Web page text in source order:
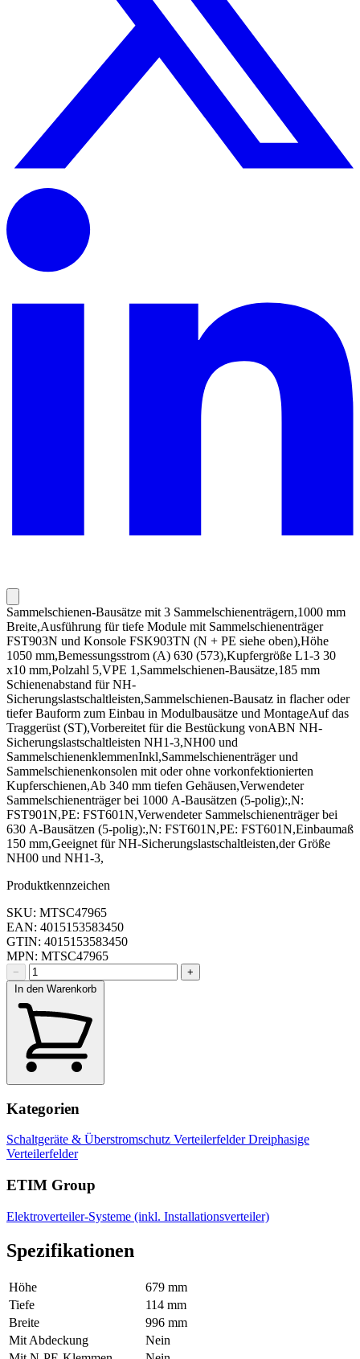
Sammelschienen-Bausätze mit 3 Sammelschienenträgern,1000 mm
Breite,Ausführung für tiefe Module mit Sammelschienenträger
FST903N und Konsole FSK903TN (N + PE siehe oben),Höhe
1050 mm,Bemessungsstrom (A) 630 (573),Kupfergröße L1-3 30
x10 mm,Polzahl 5,VPE 1,Sammelschienen-Bausätze,185 mm
Schienenabstand für NH-
Sicherungslastschaltleisten,Sammelschienen-Bausatz in flacher oder
tiefer Bauform zum Einbau in Modulbausätze und MontageAuf das
Traggerüst (ST),Vorbereitet für die Bestückung vonABN NH-
Sicherungslastschaltleisten NH1-3,NH00 und
SammelschienenklemmenInkl,Sammelschienenträger und
Sammelschienenkonsolen mit oder ohne vorkonfektionierten
Kupferschienen,Ab 340 mm tiefen Gehäusen,Verwendeter
Sammelschienenträger bei 1000 A-Bausätzen (5-polig):,N:
FST901N,PE: FST601N,Verwendeter Sammelschienenträger bei
630 A-Bausätzen (5-polig):,N: FST601N,PE: FST601N,Einbaumaß
150 mm,Geeignet für NH-Sicherungslastschaltleisten,der Größe
NH00 und NH1-3,
Produktkennzeichen
SKU: MTSC47965
EAN: 4015153583450
GTIN: 4015153583450
MPN: MTSC47965
−
+
In den Warenkorb
Kategorien
Schaltgeräte & Überstromschutz VerteilerfelderDreiphasige
Verteilerfelder
ETIM Group
Elektroverteiler-Systeme (inkl. Installationsverteiler)
Spezifikationen
Höhe
679 mm
Tiefe
114 mm
Breite
996 mm
Mit Abdeckung
Nein